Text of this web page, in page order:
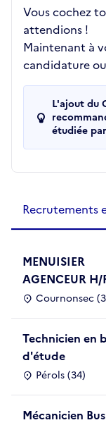
Vous cochez
attendions !
Maintenant à
candidature
L'ajout du
étudiée
Recrutements
MENUISIER
AGENCEUR H/
Cournonsec
Technicien en
d'étude
Pérols (34)
Mécanicien